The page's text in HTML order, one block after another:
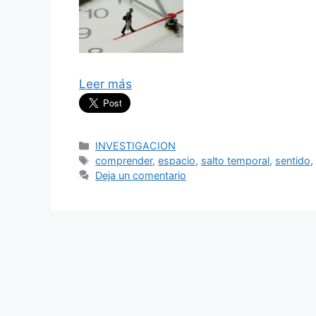
Leer más
Categorías
INVESTIGACION
Etiquetas
comprender,espacio, salto temporal, sentido,
Deja un comentario